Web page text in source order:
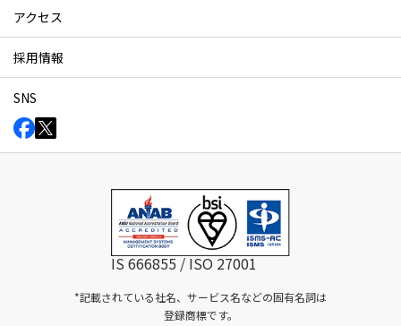
アクセス
採用情報
SNS
IS 666855 / ISO 27001
*記載されている社名、サービス名などの固有名詞は
登録商標です。